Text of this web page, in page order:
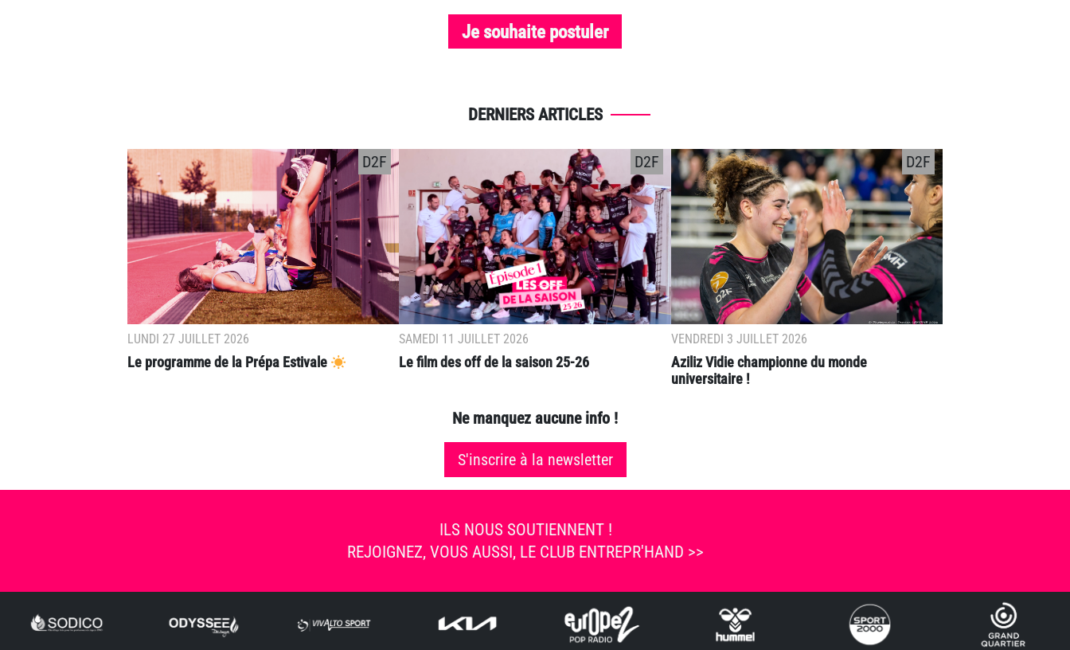
Je souhaite postuler
DERNIERS ARTICLES
LUNDI 27 JUILLET 2026
Le programme de la Prépa Estivale
D2F
SAMEDI 11 JUILLET 2026
Le film des off de la saison 25-26
D2F
VENDREDI 3 JUILLET 2026
Aziliz Vidie championne du monde
universitaire !
D2F
Ne manquez aucune info !
S'inscrire à la newsletter
ILS NOUS SOUTIENNENT !
REJOIGNEZ, VOUS AUSSI, LE CLUB ENTREPR'HAND >>